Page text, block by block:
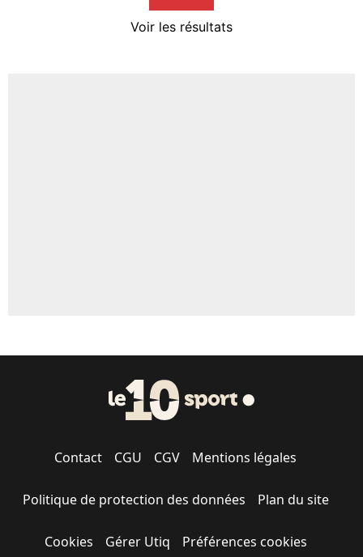
Voir les résultats
Contact CGU CGV Mentions légales
Politique de protection des données Plan du site
Cookies Gérer Utiq Préférences cookies